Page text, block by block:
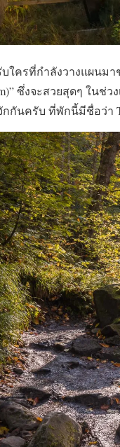
ใครที่กำลังวางแผนมา
ซึ่งจะสวยสุดๆ ในช่
กันครับ ที่พักนี้มีชื่อว่า